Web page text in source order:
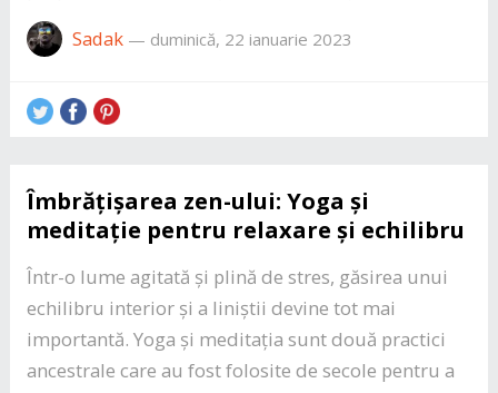
Sadak— duminică, 22 ianuarie 2023
Îmbrățișarea zen-ului: Yoga și
meditație pentru relaxare și echilibru
Într-o lume agitată și plină de stres, găsirea unui
echilibru interior și a liniștii devine tot mai
importantă. Yoga și meditația sunt două practici
ancestrale care au fost folosite de secole pentru a